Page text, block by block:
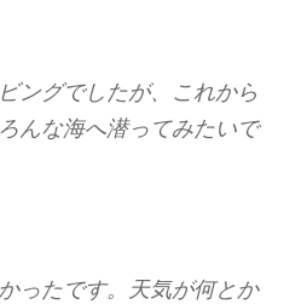
ングでしたが、これから
んな海へ潜ってみたいで
ったです。天気が何とか